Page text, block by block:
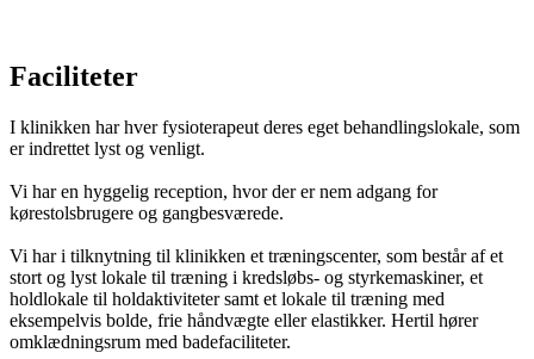
Faciliteter
I klinikken har hver fysioterapeut deres eget behandlingslokale, som
er indrettet lyst og venligt.
Vi har en hyggelig reception, hvor der er nem adgang for
kørestolsbrugere og gangbesværede.
Vi har i tilknytning til klinikken et træningscenter, som består af et
stort og lyst lokale til træning i kredsløbs- og styrkemaskiner, et
holdlokale til holdaktiviteter samt et lokale til træning med
eksempelvis bolde, frie håndvægte eller elastikker. Hertil hører
omklædningsrum med badefaciliteter.